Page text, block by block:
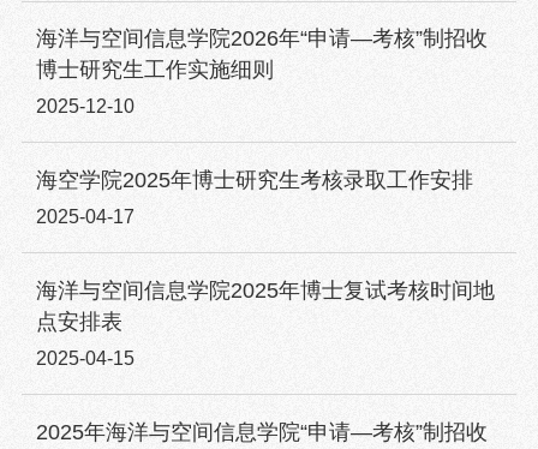
海洋与空间信息学院2026年“申请—考核”制招收
博士研究生工作实施细则
2025-12-10
海空学院2025年博士研究生考核录取工作安排
2025-04-17
海洋与空间信息学院2025年博士复试考核时间地
点安排表
2025-04-15
2025年海洋与空间信息学院“申请—考核”制招收